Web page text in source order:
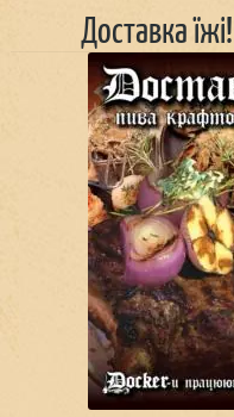
Доставка